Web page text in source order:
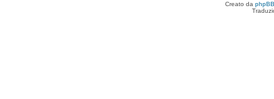
Creato da phpBB